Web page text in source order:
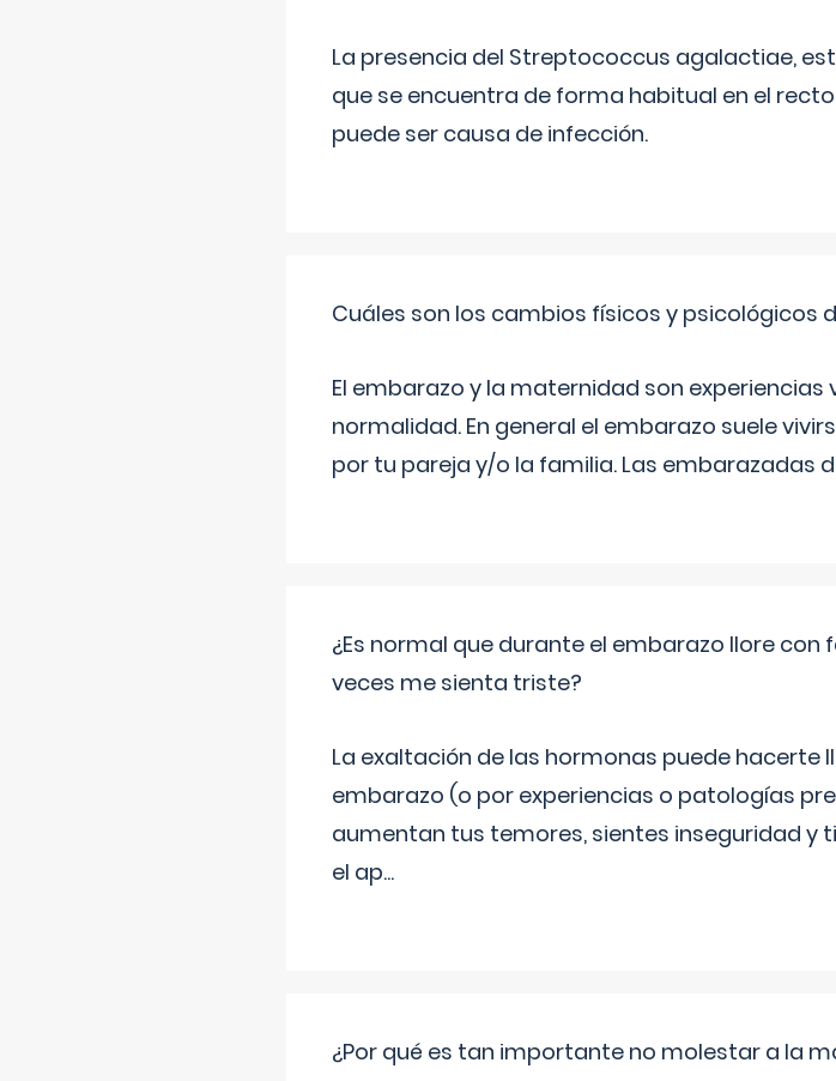
La presencia del Streptococcus agalactiae,
que se encuentra de forma habitual en el
puede ser causa de infección.
Cuáles son los cambios físicos y psicológicos
El embarazo y la maternidad son
normalidad. En general el embarazo suele
por tu pareja y/o la familia. Las embarazadas
¿Es normal que durante el embarazo llore
veces me sienta triste?
La exaltación de las hormonas puede hacerte
embarazo (o por experiencias o patologías
aumentan tus temores, sientes inseguridad y
el ap...
¿Por qué es tan importante no molestar a la